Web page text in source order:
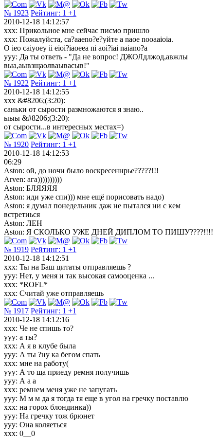
№ 1923 Рейтинг: 1 +1
2010-12-18 14:12:57
xxx: Прикольное мне сейчас писмо пришло
xxx: Пожалуйста, ca?aaeno?e?уйте a naoe nooaaioia.
O ieo caiyoey ii eioi?iaoeea ni aoi?iai naiano?a
yyy: Да ты ответь - "Да не вопрос! ДЖОЛдлжод,авжлы
выа,аывзщаолваывасыв!"
№ 1922 Рейтинг: 1 +1
2010-12-18 14:12:55
ххх &#8206;(3:20):
саньки от сырости размножаются я знаю..
ыыы &#8206;(3:20):
от сырости...в интересных местах=)
№ 1920 Рейтинг: 1 +1
2010-12-18 14:12:53
06:29
Aston: ой, до ночи было воскресеннрье?????!!!
Arven: ага))))))))))
Aston: БЛЯЯЯЯ
Aston: иди уже спи))) мне ещё порисовать надо)
Aston: я думал понедельник даж не пытался ни с кем
встретиься
Aston: ЛЕН
Aston: Я СКОЛЬКО УЖЕ ДНЕЙ ДИПЛОМ ТО ПИШУ????!!!!
№ 1919 Рейтинг: 1 +1
2010-12-18 14:12:51
xxx: Ты на Баш цитаты отправляешь ?
yyy: Нет, у меня и так высокая самооценка ...
xxx: *ROFL*
xxx: Считай уже отправляешь
№ 1917 Рейтинг: 1 +1
2010-12-18 14:12:16
xxx: Че не спишь то?
yyy: а ты?
xxx: А я в клубе была
yyy: А ты ?ну ка бегом спать
xxx: мне на работу(
yyy: А то ща приеду ремня получишь
yyy: А а а
xxx: ремнем меня уже не запугать
yyy: М м м да я тогда тя еще в угол на гречку поставлю
xxx: на горох блондинка))
yyy: На гречку тож брюнет
yyy: Она коляеться
xxx: 0__0